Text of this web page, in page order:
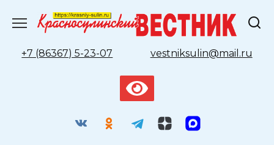
содержанию
+7 (86367) 5-23-07
vestniksulin@mail.ru